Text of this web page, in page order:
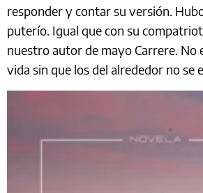
responder y contar su versión.
puterío. Igual que con su
nuestro autor de mayo Carrere. No
vida sin que los del alrededor no se